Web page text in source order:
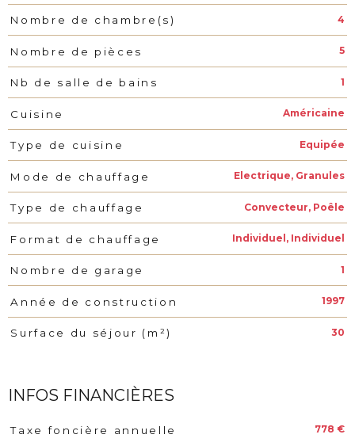
Nombre de chambre(s) 4
Nombre de pièces 5
Nb de salle de bains 1
Cuisine Américaine
Type de cuisine Equipée
Mode de chauffage Electrique, Granules
Type de chauffage Convecteur, Poêle
Format de chauffage Individuel, Individuel
Nombre de garage 1
Année de construction 1997
Surface du séjour (m²) 30
INFOS FINANCIÈRES
Caractéristiques Valeurs
Taxe foncière annuelle 778 €